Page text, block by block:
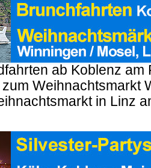
ab Koblenz am
Weihnachtsmarkt
in Linz